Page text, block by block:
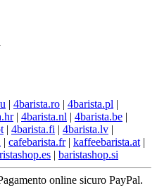
| 4barista.ro | 4barista.pl |
| 4barista.nl | 4barista.be |
| 4barista.fi | 4barista.lv |
| cafebarista.fr| kaffeebarista.at |
| baristashop.si